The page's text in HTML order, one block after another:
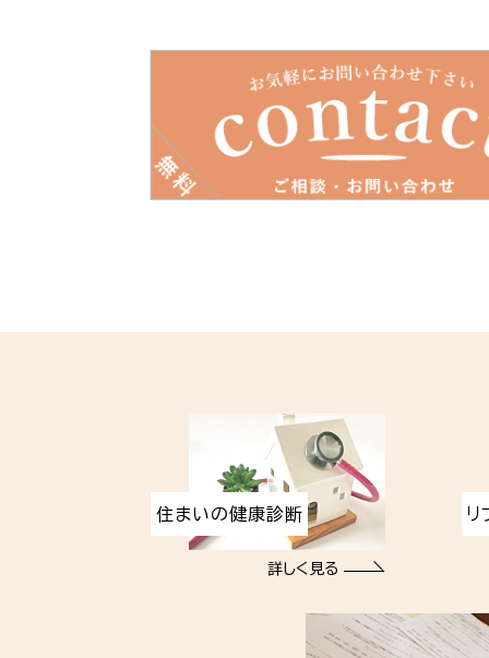
住まいの健康診断
詳しく見る
リ